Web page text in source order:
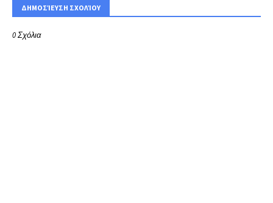
ΔΗΜΟΣΊΕΥΣΗ ΣΧΟΛΊΟΥ
0 Σχόλια